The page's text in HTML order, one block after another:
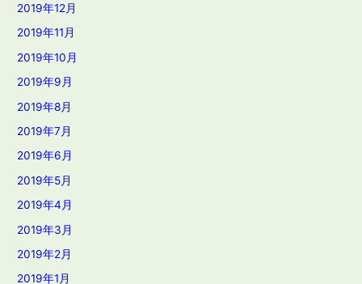
2019年12月
2019年11月
2019年10月
2019年9月
2019年8月
2019年7月
2019年6月
2019年5月
2019年4月
2019年3月
2019年2月
2019年1月